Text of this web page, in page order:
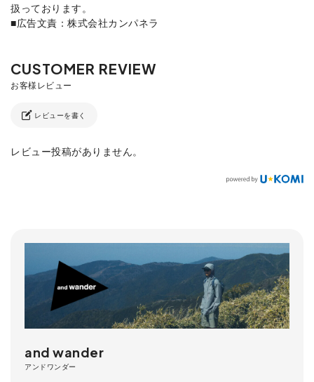
扱っております。
■広告文責：株式会社カンパネラ
レビューを書く
レビュー投稿がありません。
and wander
アンドワンダー